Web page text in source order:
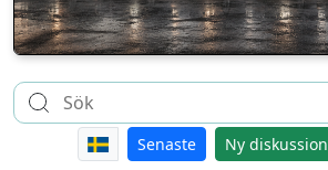
Senaste Ny diskussion